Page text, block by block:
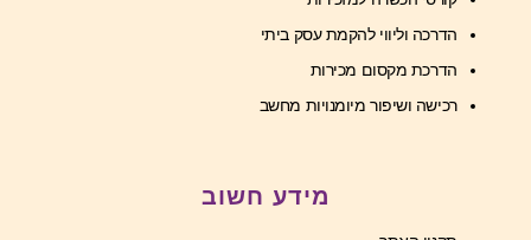
הדרכה וליווי להקמת עסק ביתי
הדרכת מקסום מכירות
רכישה ושיפור מיומנויות מחשב
מידע חשוב